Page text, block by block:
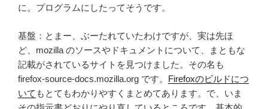
に。プログラムにしたってそうです。
基盤：とまー、ぶーたれていたわけですが、実は先ほ
ど、mozilla のソースやドキュメントについて、まともな
記載がされているサイトを見つけました。その名も
firefox-source-docs.mozilla.org です。 Firefoxのビルドにつ
いて もとてもわかりやすくまとめてあります。で、いま